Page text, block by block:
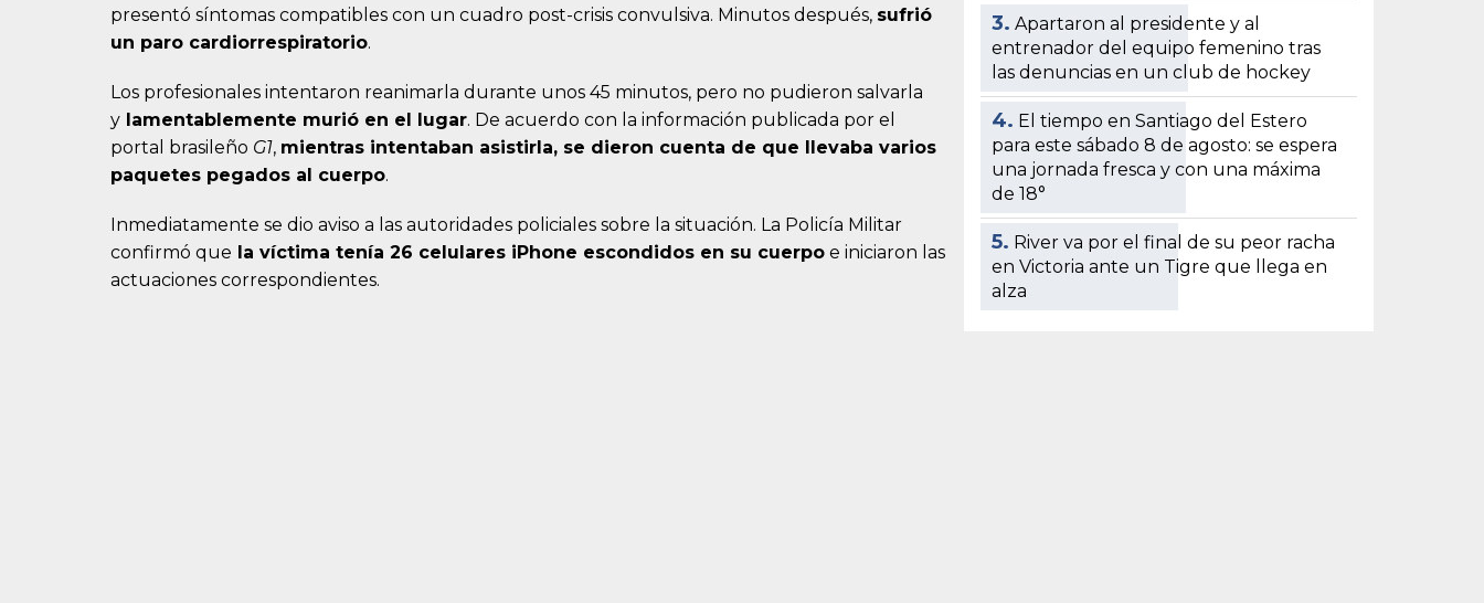
presentó síntomas compatibles con un cuadro post-crisis convulsiva. Minutos después, sufrió
un paro cardiorrespiratorio.
Los profesionales intentaron reanimarla durante unos 45 minutos, pero no pudieron salvarla
y lamentablemente murió en el lugar. De acuerdo con la información publicada por el
portal brasileño G1, mientras intentaban asistirla, se dieron cuenta de que llevaba varios
paquetes pegados al cuerpo.
Inmediatamente se dio aviso a las autoridades policiales sobre la situación. La Policía Militar
confirmó que la víctima tenía 26 celulares iPhone escondidos en su cuerpo e iniciaron las
actuaciones correspondientes.
3. Apartaron al presidente y al
entrenador del equipo femenino tras
las denuncias en un club de hockey
4. El tiempo en Santiago del Estero
para este sábado 8 de agosto: se espera
una jornada fresca y con una máxima
de 18°
5. River va por el final de su peor racha
en Victoria ante un Tigre que llega en
alza